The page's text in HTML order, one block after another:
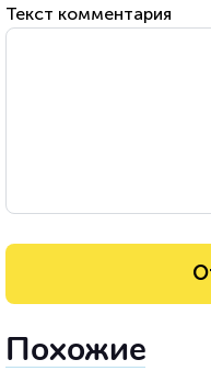
Текст комментария
Похожие